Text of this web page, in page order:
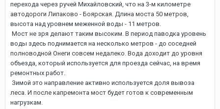
перехода через ручей Михайловский, что на 3-м километре
автодороги Липаково - Боярская. Длина моста 50 метров,
высота над уровнем меженной воды - 11 метров.
Мост не зря делают таким высоким. В период паводка уровень
воды здесь поднимается на несколько метров - до соседней
полноводной Онеги совсем недалеко. Вода доходит до уровня
объезда, который используется для проезда сейчас, на время
ремонтных работ.
Зимой это направление активно используется доля вывоза
леса. И после капремонта мост будет готов к современным
нагрузкам.